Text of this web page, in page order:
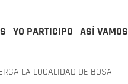
YO PARTICIPO ASÍ VAMOS
LA LOCALIDAD DE BOSA